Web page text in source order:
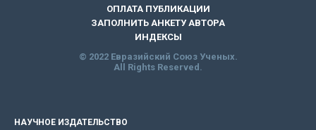
ОПЛАТА ПУБЛИКАЦИИ
ЗАПОЛНИТЬ АНКЕТУ АВТОРА
ИНДЕКСЫ
© 2022 Евразийский Союз Ученых.
All Rights Reserved.
НАУЧНОЕ ИЗДАТЕЛЬСТВО